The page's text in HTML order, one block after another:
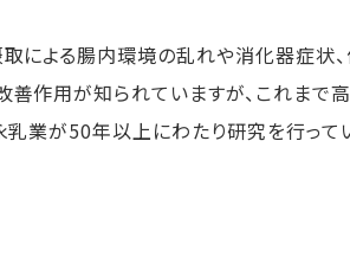
による腸内環境の乱れや消化器症状
作用が知られていますが、これまで
乳業が50年以上にわたり研究を行って